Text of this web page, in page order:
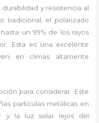
y resistencia al
tradicional, el polarizado
un 99% de los rayos
Esta es una excelente
en climas altamente
para considerar. Este
partículas metálicas en
y la luz solar lejos del